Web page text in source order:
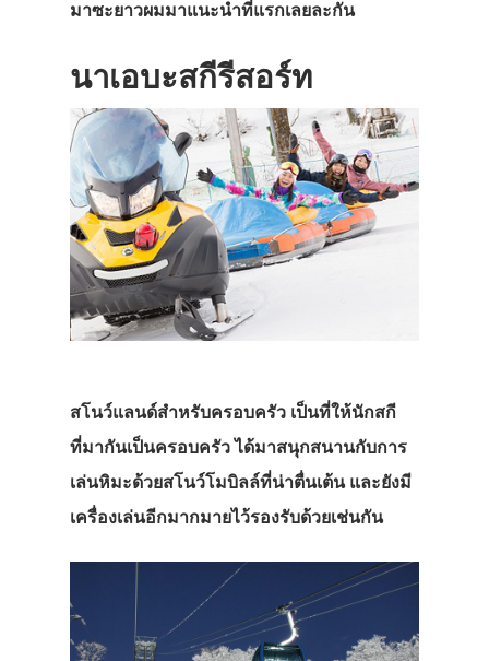
มาซะยาวผมมาแนะนำที่แรกเลยละกัน
นาเอบะสกีรีสอร์ท
สโนว์แลนด์สำหรับครอบครัว เป็นที่ให้นักสกี
ที่มากันเป็นครอบครัว ได้มาสนุกสนานกับการ
เล่นหิมะด้วยสโนว์โมบิลล์ที่น่าตื่นเต้น และยังมี
เครื่องเล่นอีกมากมายไว้รองรับด้วยเช่นกัน